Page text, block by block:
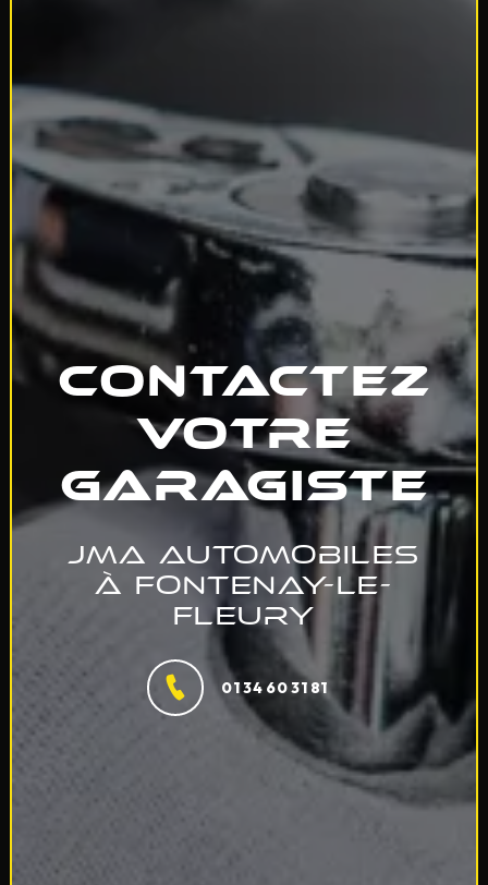
Contactez
votre
garagiste
JMA Automobiles
à Fontenay-le-
Fleury
01 34 60 31 81